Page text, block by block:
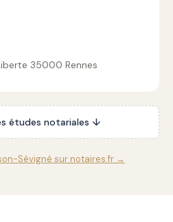
35000 Rennes
études notariales ↓
Sévigné sur notaires.fr →